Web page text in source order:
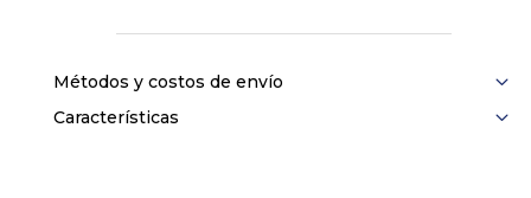
Métodos y costos de envío
Características